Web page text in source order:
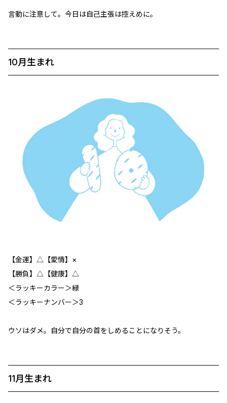
言動に注意して。今日は自己主張は控えめに。
10月生まれ
【金運】△【愛情】×
【勝負】△【健康】△
＜ラッキーカラー＞緑
＜ラッキーナンバー＞3
ウソはダメ。自分で自分の首をしめることになりそう。
11月生まれ